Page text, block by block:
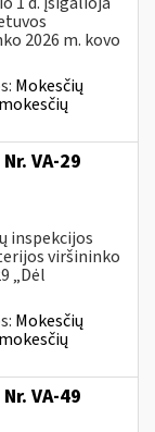
2026 m. kovo
Mokesčių
VA-29
inspekcijos
viršininko
„Dėl
Mokesčių
VA-49